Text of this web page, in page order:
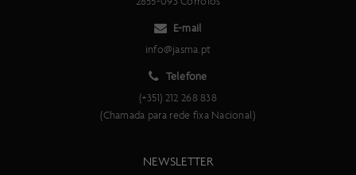
E-mail
info@jasma.pt
Telefone
(+351) 212 268 838
(Chamada para rede fixa Nacional)
NEWSLETTER